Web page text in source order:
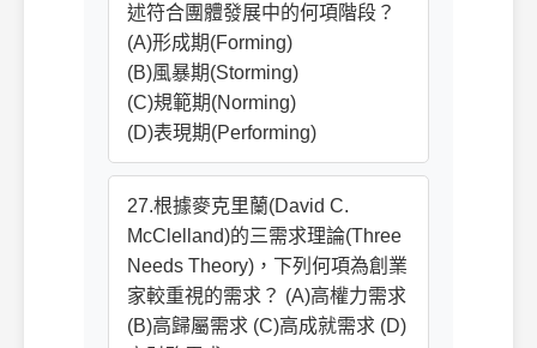
述符合團體發展中的何項階段？
(A)形成期(Forming)
(B)風暴期(Storming)
(C)規範期(Norming)
(D)表現期(Performing)
27.根據麥克里蘭(David C.
McClelland)的三需求理論(Three
Needs Theory)，下列何項為創業
家較重視的需求？ (A)高權力需求
(B)高歸屬需求 (C)高成就需求 (D)